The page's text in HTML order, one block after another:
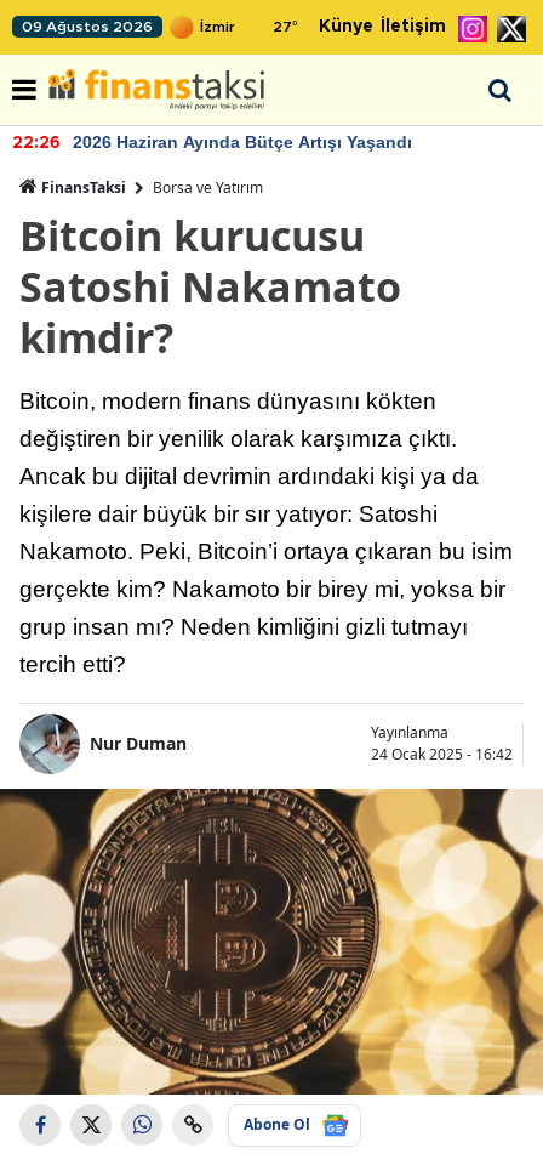
09 Ağustos 2026 27° Künye İletişim
22:26 2026 Haziran Ayında Bütçe Artışı Yaşandı
FinansTaksi Borsa ve Yatırım
Bitcoin kurucusu
Satoshi Nakamato
kimdir?
Bitcoin, modern finans dünyasını kökten
değiştiren bir yenilik olarak karşımıza çıktı.
Ancak bu dijital devrimin ardındaki kişi ya da
kişilere dair büyük bir sır yatıyor: Satoshi
Nakamoto. Peki, Bitcoin’i ortaya çıkaran bu isim
gerçekte kim? Nakamoto bir birey mi, yoksa bir
grup insan mı? Neden kimliğini gizli tutmayı
tercih etti?
Nur Duman
Yayınlanma
24 Ocak 2025 - 16:42
Abone Ol